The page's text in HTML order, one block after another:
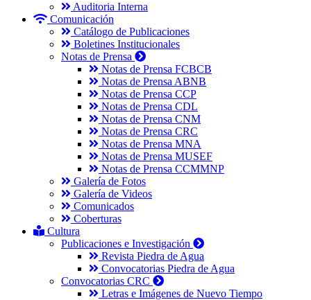
Auditoria Interna
Comunicación
Catálogo de Publicaciones
Boletines Institucionales
Notas de Prensa
Notas de Prensa FCBCB
Notas de Prensa ABNB
Notas de Prensa CCP
Notas de Prensa CDL
Notas de Prensa CNM
Notas de Prensa CRC
Notas de Prensa MNA
Notas de Prensa MUSEF
Notas de Prensa CCMMNP
Galería de Fotos
Galería de Videos
Comunicados
Coberturas
Cultura
Publicaciones e Investigación
Revista Piedra de Agua
Convocatorias Piedra de Agua
Convocatorias CRC
Letras e Imágenes de Nuevo Tiempo